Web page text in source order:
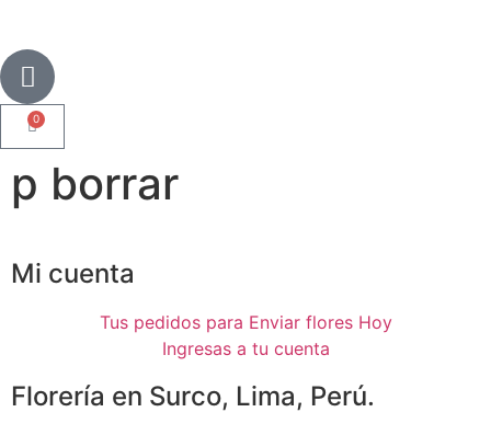
0
p borrar
Encabezado de la diapositiva 1
Lorem fistrum por la gloria de mi madre esse jarl aliqua
Mi cuenta
Tus pedidos para Enviar flores Hoy
Ingresas a tu cuenta
Florería en Surco, Lima, Perú.